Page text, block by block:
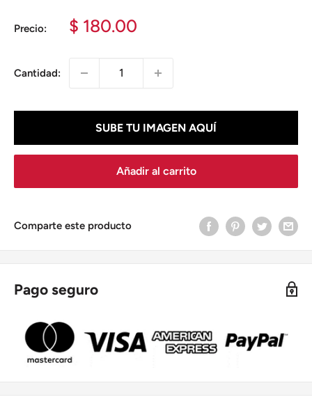
Precio:
Precio
$ 180.00
Cantidad:
SUBE TU IMAGEN AQUÍ
Añadir al carrito
Comparte este producto
Pago seguro